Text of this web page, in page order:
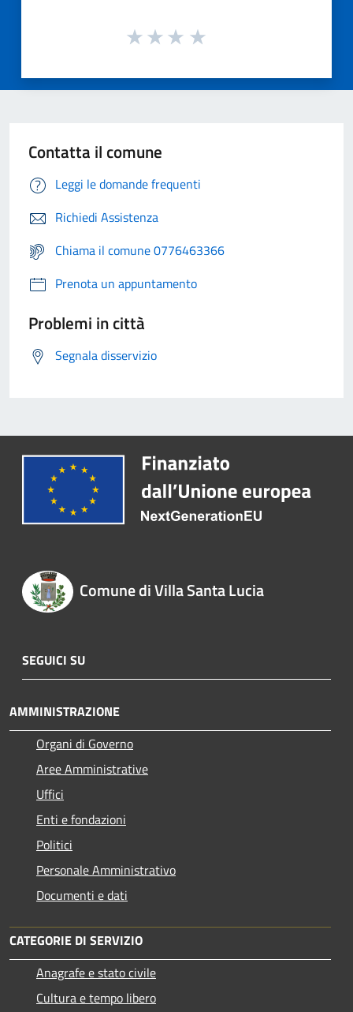
Contatta il comune
Leggi le domande frequenti
Richiedi Assistenza
Chiama il comune 0776463366
Prenota un appuntamento
Problemi in città
Segnala disservizio
Comune di Villa Santa Lucia
SEGUICI SU
AMMINISTRAZIONE
Organi di Governo
Aree Amministrative
Uffici
Enti e fondazioni
Politici
Personale Amministrativo
Documenti e dati
CATEGORIE DI SERVIZIO
Anagrafe e stato civile
Cultura e tempo libero